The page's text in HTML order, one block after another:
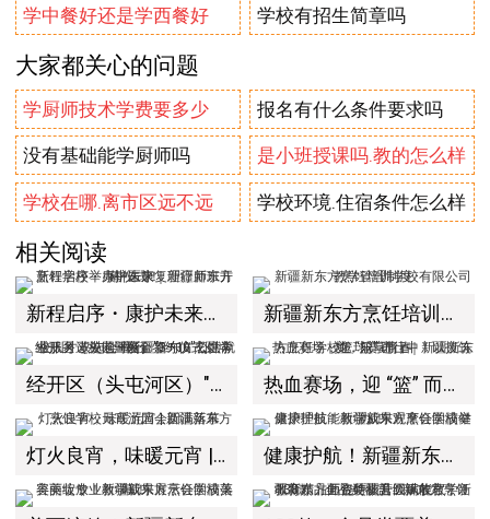
学中餐好还是学西餐好 学校有招生简章吗
大家都关心的问题
学厨师技术学费要多少 报名有什么条件要求吗
没有基础能学厨师吗 是小班授课吗.教的怎么样
学校在哪.离市区远不远 学校环境.住宿条件怎么样
相关阅读
新程启序・康护未来｜新疆新东方烹饪学校举办中医康复理疗师班开幕仪式！ 新疆新东方烹饪培训学校有限公司教学管理制度
经开区（头屯河区）"3+10"公共就业服务进校园暨新疆新东方烹饪学校人才双选会+校企签约仪式圆满举行 热血赛场，迎 “篮” 而上｜新疆新东方烹饪学校篮球赛进行中！以技筑梦，乐享青春
灯火良宵，味暖元宵 | 新疆新东方烹饪学校元宵游园会圆满落幕 健康护航！新疆新东方烹饪学校健康护理技能教学成果观摩会圆满举办！